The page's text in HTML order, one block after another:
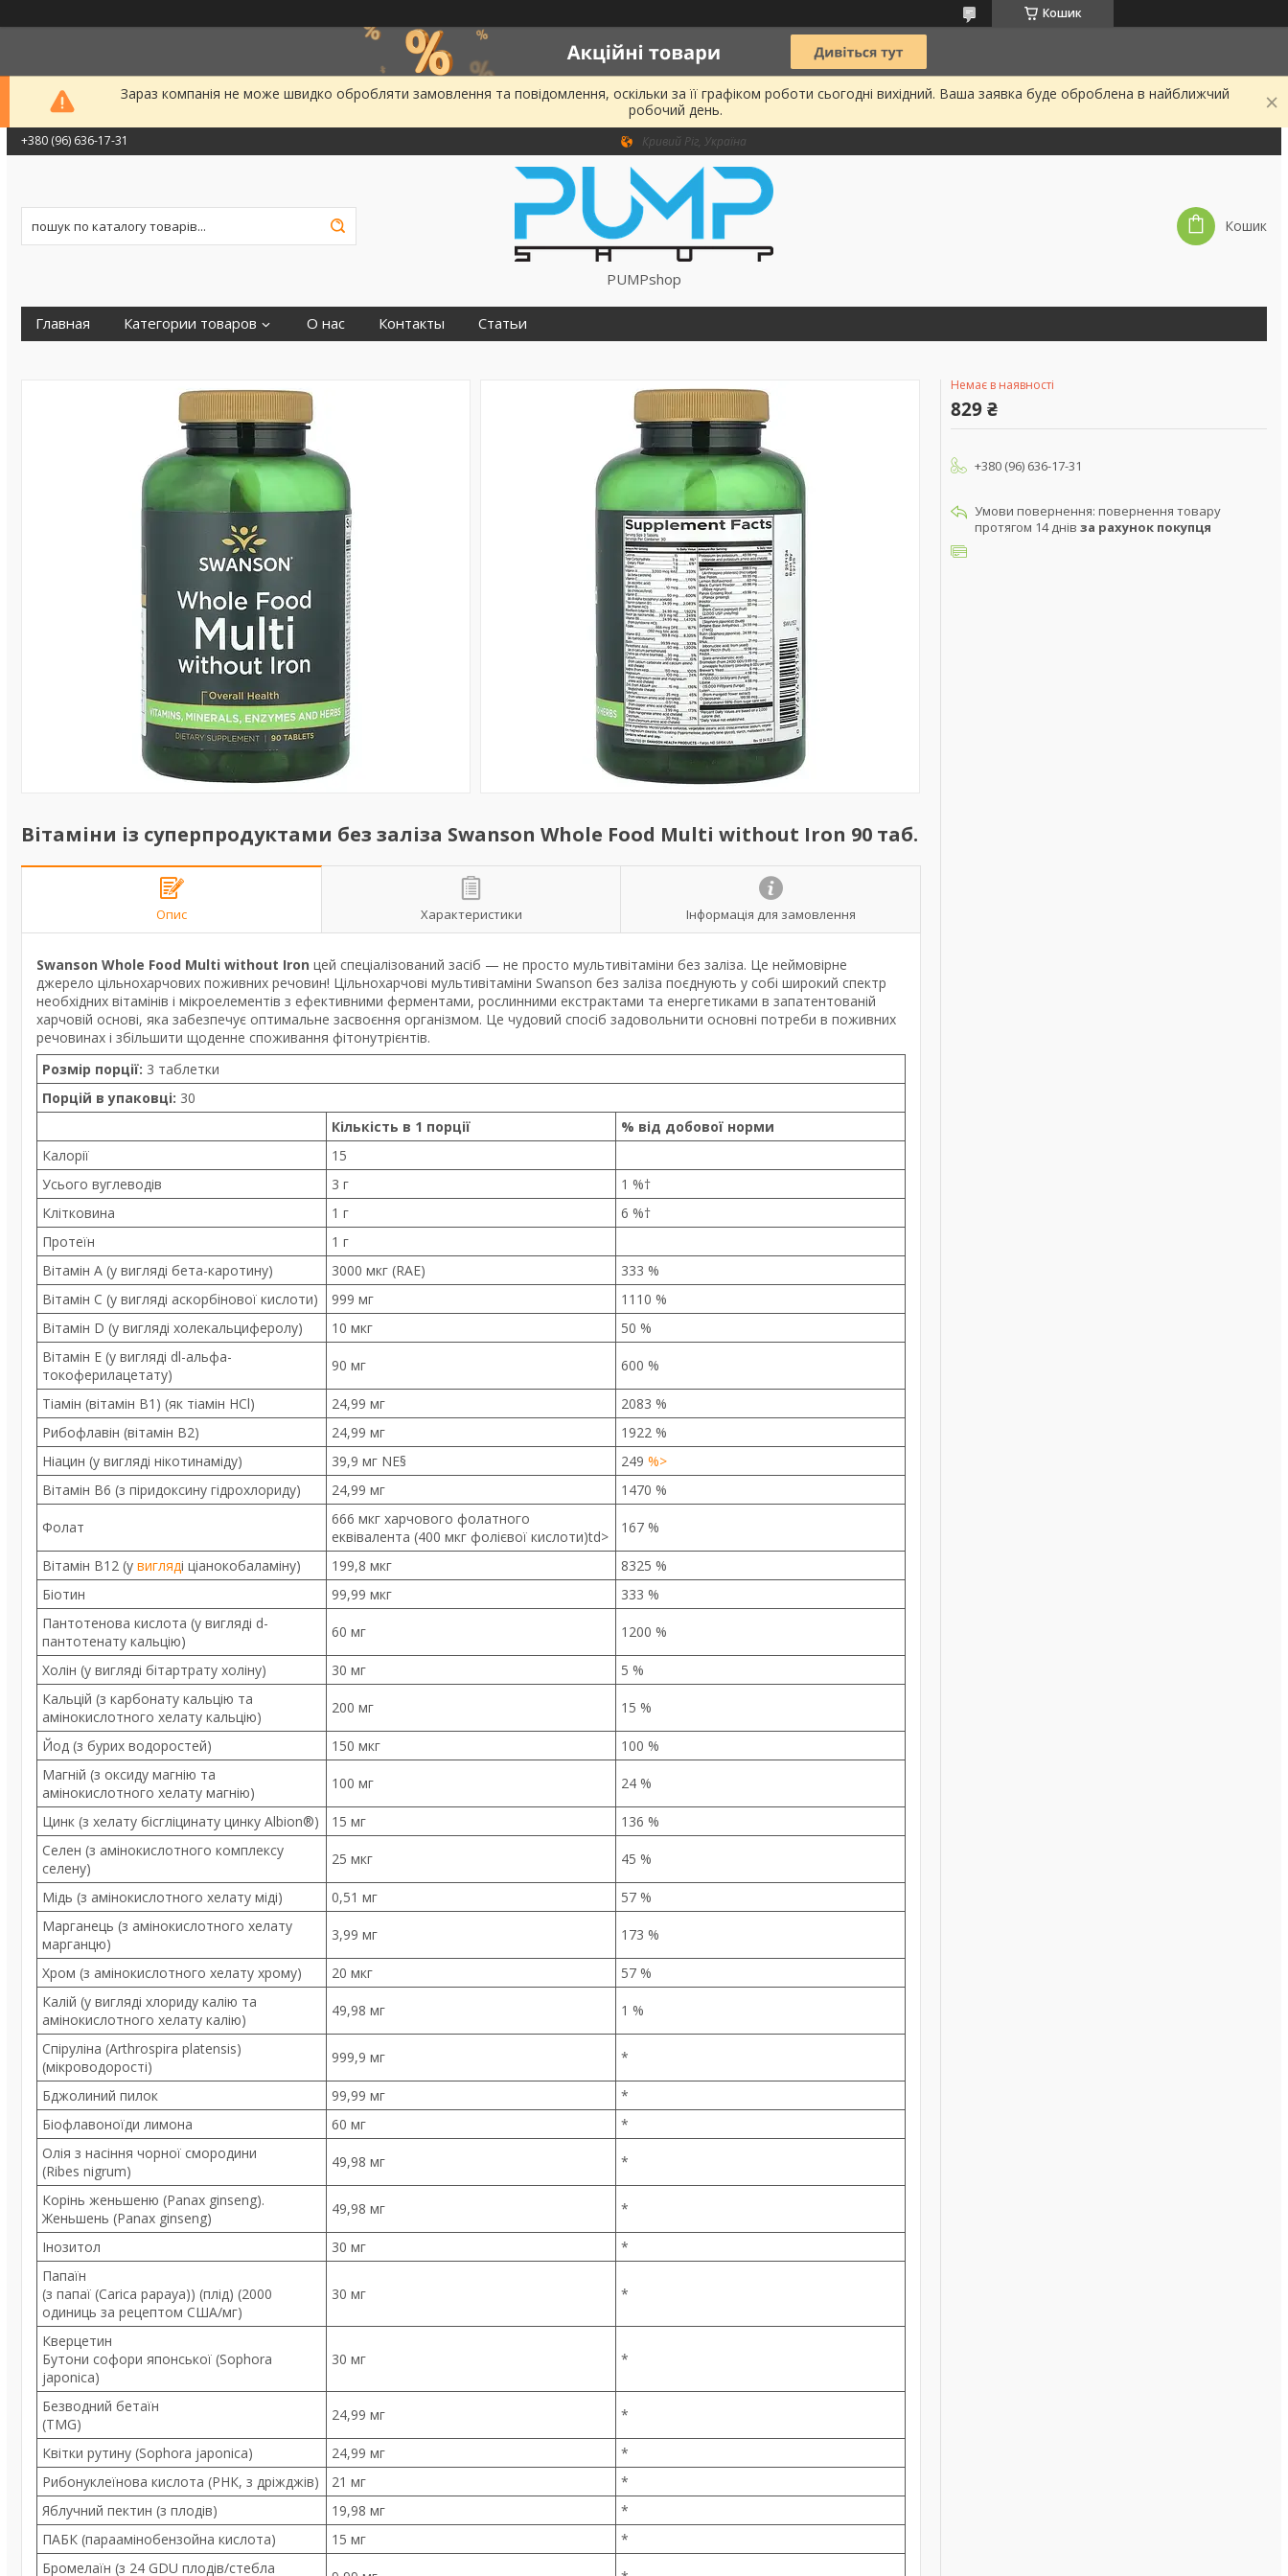
Кошик
Зараз компанія не може швидко обробляти замовлення та повідомлення, оскільки за її графіком роботи сьогодні вихідний. Ваша заявка буде оброблена в найближчий
робочий день.
+380 (96) 636-17-31 Кривий Ріг, Україна
PUMPshop
Кошик
Главная Категории товаров О нас Контакты Статьи
Вітаміни із суперпродуктами без заліза Swanson Whole Food Multi without Iron 90 таб.
Опис Характеристики Інформація для замовлення
Swanson Whole Food Multi without Iron цей спеціалізований засіб — не просто мультивітаміни без заліза. Це неймовірне
джерело цільнохарчових поживних речовин! Цільнохарчові мультивітаміни Swanson без заліза поєднують у собі широкий спектр
необхідних вітамінів і мікроелементів з ефективними ферментами, рослинними екстрактами та енергетиками в запатентованій
харчовій основі, яка забезпечує оптимальне засвоєння організмом. Це чудовий спосіб задовольнити основні потреби в поживних
речовинах і збільшити щоденне споживання фітонутрієнтів.
Розмір порції: 3 таблетки
Порцій в упаковці: 30
Кількість в 1 порції
% від добової норми
Калорії
15
Усього вуглеводів
3 г
1 %†
Клітковина
1 г
6 %†
Протеїн
1 г
Вітамін A (у вигляді бета-каротину)
3000 мкг (RAE)
333 %
Вітамін C (у вигляді аскорбінової кислоти)
999 мг
1110 %
Вітамін D (у вигляді холекальциферолу)
10 мкг
50 %
Вітамін E (у вигляді dl-альфа-
токоферилацетату)
90 мг 600 %
Тіамін (вітамін B1) (як тіамін HCl) 24,99 мг
2083 %
Рибофлавін (вітамін B2)
24,99 мг
1922 %
Ніацин (у вигляді нікотинаміду)
39,9 мг NE§ 249 %>
Вітамін B6 (з піридоксину гідрохлориду)
24,99 мг 1470 %
Фолат
666 мкг харчового фолатного
еквівалента (400 мкг фолієвої кислоти)td>
167 %
Вітамін B12 (у вигляді ціанокобаламіну) 199,8 мкг
8325 %
Біотин
99,99 мкг
333 %
Пантотенова кислота (у вигляді d-
пантотенату кальцію)
60 мг 1200 %
Холін (у вигляді бітартрату холіну) 30 мг
5 %
Кальцій (з карбонату кальцію та
амінокислотного хелату кальцію)
200 мг 15 %
Йод (з бурих водоростей) 150 мкг
100 %
Магній (з оксиду магнію та
амінокислотного хелату магнію)
100 мг 24 %
Цинк (з хелату бісгліцинату цинку Albion®) 15 мг
136 %
Селен (з амінокислотного комплексу
селену)
25 мкг 45 %
Мідь (з амінокислотного хелату міді) 0,51 мг
57 %
Марганець (з амінокислотного хелату
марганцю)
3,99 мг 173 %
Хром (з амінокислотного хелату хрому) 20 мкг
57 %
Калій (у вигляді хлориду калію та
амінокислотного хелату калію)
49,98 мг 1 %
Спіруліна (Arthrospira platensis)
(мікроводорості)
999,9 мг *
Бджолиний пилок 99,99 мг
*
Біофлавоноїди лимона
60 мг
*
Олія з насіння чорної смородини
(Ribes nigrum)
49,98 мг *
Корінь женьшеню (Panax ginseng).
Женьшень (Panax ginseng)
49,98 мг *
Інозитол 30 мг
*
Папаїн
(з папаї (Carica papaya)) (плід) (2000
одиниць за рецептом США/мг)
30 мг *
Кверцетин
Бутони софори японської (Sophora
japonica)
30 мг *
Безводний бетаїн
(TMG)
24,99 мг *
Квітки рутину (Sophora japonica) 24,99 мг
*
Рибонуклеїнова кислота (РНК, з дріжджів)
21 мг
*
Яблучний пектин (з плодів)
19,98 мг
*
ПАБК (параамінобензойна кислота)
15 мг
*
Бромелаїн (з 24 GDU плодів/стебла
Немає в наявності
829 ₴
+380 (96) 636-17-31
повернення товару
протягом 14 днів за рахунок покупця